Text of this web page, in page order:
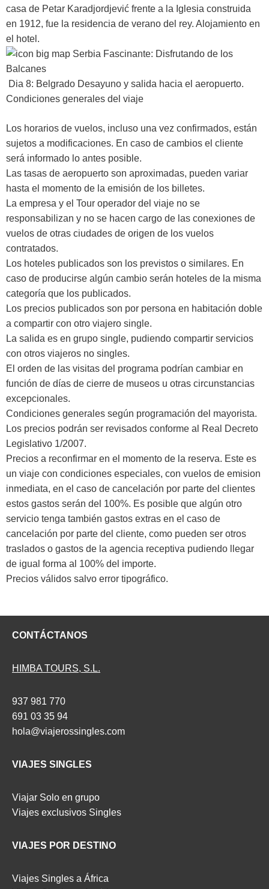
casa de Petar Karadjordjević frente a la Iglesia construida
en 1912, fue la residencia de verano del rey. Alojamiento en
el hotel.
Dia 8: Belgrado Desayuno y salida hacia el aeropuerto.
Condiciones generales del viaje
Los horarios de vuelos, incluso una vez confirmados, están
sujetos a modificaciones. En caso de cambios el cliente
será informado lo antes posible.
Las tasas de aeropuerto son aproximadas, pueden variar
hasta el momento de la emisión de los billetes.
La empresa y el Tour operador del viaje no se
responsabilizan y no se hacen cargo de las conexiones de
vuelos de otras ciudades de origen de los vuelos
contratados.
Los hoteles publicados son los previstos o similares. En
caso de producirse algún cambio serán hoteles de la misma
categoría que los publicados.
Los precios publicados son por persona en habitación doble
a compartir con otro viajero single.
La salida es en grupo single, pudiendo compartir servicios
con otros viajeros no singles.
El orden de las visitas del programa podrían cambiar en
función de días de cierre de museos u otras circunstancias
excepcionales.
Condiciones generales según programación del mayorista.
Los precios podrán ser revisados conforme al Real Decreto
Legislativo 1/2007.
Precios a reconfirmar en el momento de la reserva. Este es
un viaje con condiciones especiales, con vuelos de emision
inmediata, en el caso de cancelación por parte del clientes
estos gastos serán del 100%. Es posible que algún otro
servicio tenga también gastos extras en el caso de
cancelación por parte del cliente, como pueden ser otros
traslados o gastos de la agencia receptiva pudiendo llegar
de igual forma al 100% del importe.
Precios válidos salvo error tipográfico.
CONTÁCTANOS
HIMBA TOURS, S.L.
937 981 770
691 03 35 94
hola@viajerossingles.com
VIAJES SINGLES
Viajar Solo en grupo
Viajes exclusivos Singles
VIAJES POR DESTINO
Viajes Singles a África